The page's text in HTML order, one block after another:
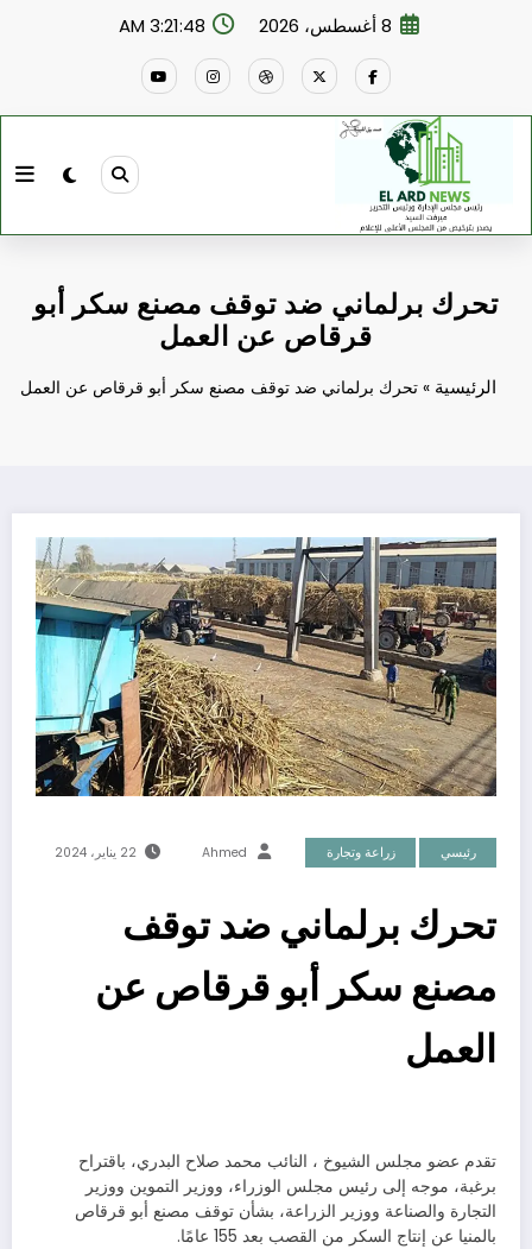
8 أغسطس، 2026 3:21:49 AM
تحرك برلماني ضد توقف مصنع سكر أبو
قرقاص عن العمل
الرئيسية »تحرك برلماني ضد توقف مصنع سكر أبو قرقاص عن العمل
رئيسي زراعة وتجارة Ahmed 22 يناير، 2024
تحرك برلماني ضد توقف
مصنع سكر أبو قرقاص عن
العمل
تقدم عضو مجلس الشيوخ ، النائب محمد صلاح البدري، باقتراح
برغبة، موجه إلى رئيس مجلس الوزراء، ووزير التموين ووزير
التجارة والصناعة ووزير الزراعة، بشأن توقف مصنع أبو قرقاص
بالمنيا عن إنتاج السكر من القصب بعد 155 عامًا.